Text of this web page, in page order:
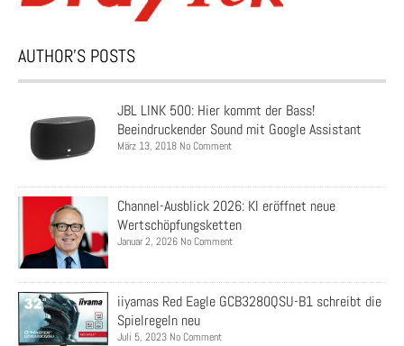
AUTHOR’S POSTS
JBL LINK 500: Hier kommt der Bass!
Beeindruckender Sound mit Google Assistant
März 13, 2018 No Comment
Channel-Ausblick 2026: KI eröffnet neue
Wertschöpfungsketten
Januar 2, 2026 No Comment
iiyamas Red Eagle GCB3280QSU-B1 schreibt die
Spielregeln neu
Juli 5, 2023 No Comment